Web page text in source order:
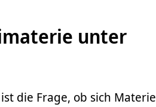
unter
die Frage, ob sich Materie